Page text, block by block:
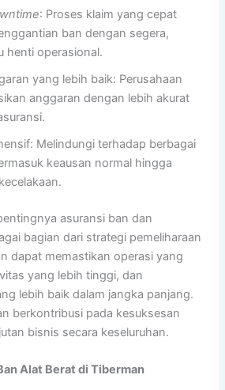
: Proses klaim yang cepat
ban dengan segera,
henti operasional.
yang lebih baik: Perusahaan
anggaran dengan lebih akurat
Melindungi terhadap berbagai
keausan normal hingga
asuransi ban dan
bagian dari strategi pemeliharaan
dapat memastikan operasi yang
yang lebih tinggi, dan
lebih baik dalam jangka panjang.
berkontribusi pada kesuksesan
bisnis secara keseluruhan.
Alat Berat di Tiberman